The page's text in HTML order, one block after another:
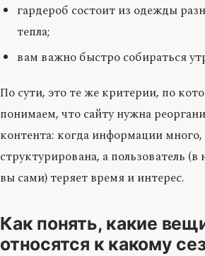
гардероб состоит из одежды
тепла;
вам важно быстро собираться
По сути, это те же критерии, по
понимаем, что сайту нужна
контента: когда информации много,
структурирована, а пользователь
вы сами) теряет время и интерес.
Как понять, какие
относятся к какому